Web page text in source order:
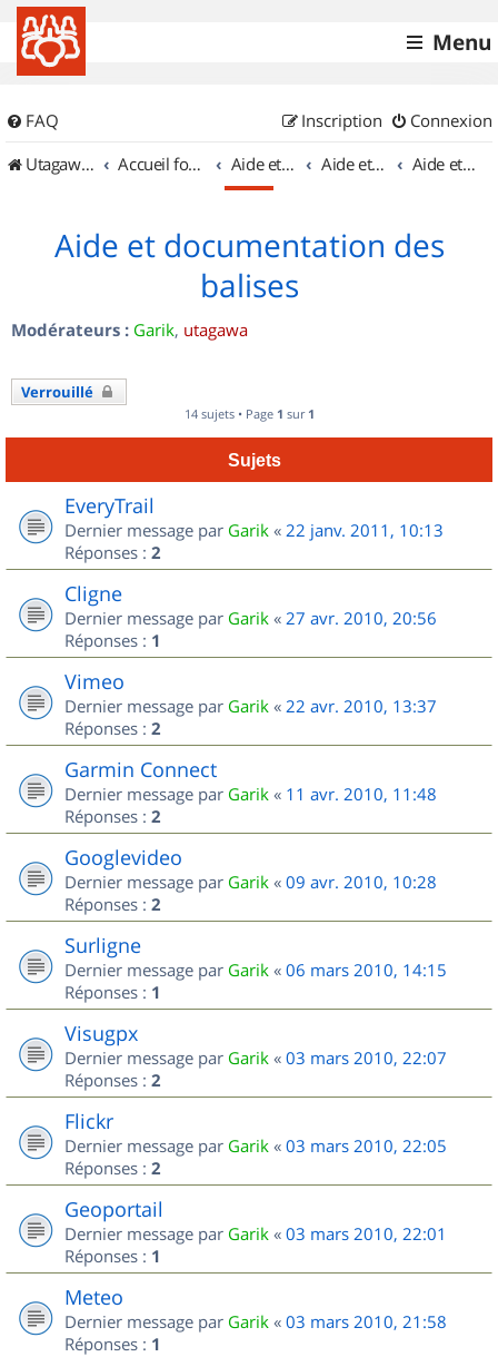
Menu
FAQ Connexion
Inscription
UtagawaVTT (Randos VTT et VTTAE avec traces GPS)
Accueil forum Aide et documentation Aide et documentation Aide et documentation des balises
Aide et documentation des
balises
Modérateurs : Garik, utagawa
Verrouillé
14 sujets • Page 1 sur 1
Sujets
EveryTrail
Dernier message par Garik « 22 janv. 2011, 10:13
Réponses : 2
Cligne
Dernier message par Garik « 27 avr. 2010, 20:56
Réponses : 1
Vimeo
Dernier message par Garik « 22 avr. 2010, 13:37
Réponses : 2
Garmin Connect
Dernier message par Garik « 11 avr. 2010, 11:48
Réponses : 2
Googlevideo
Dernier message par Garik « 09 avr. 2010, 10:28
Réponses : 2
Surligne
Dernier message par Garik « 06 mars 2010, 14:15
Réponses : 1
Visugpx
Dernier message par Garik « 03 mars 2010, 22:07
Réponses : 2
Flickr
Dernier message par Garik « 03 mars 2010, 22:05
Réponses : 2
Geoportail
Dernier message par Garik « 03 mars 2010, 22:01
Réponses : 1
Meteo
Dernier message par Garik « 03 mars 2010, 21:58
Réponses : 1